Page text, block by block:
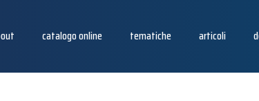
catalogo online tematiche articoli